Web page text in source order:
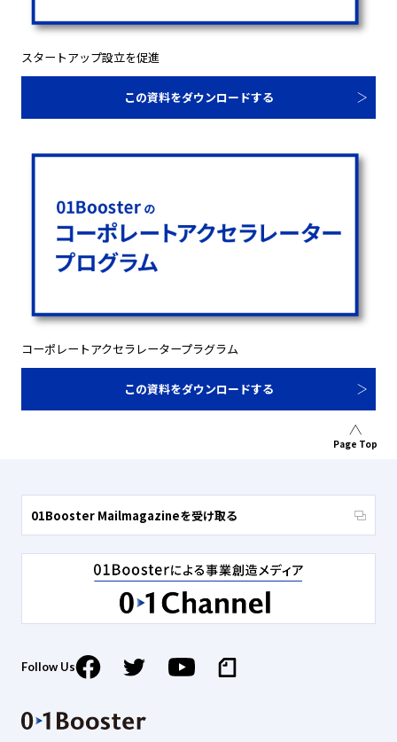
スタートアップ設立を促進
この資料をダウンロードする
コーポレートアクセラレータープラグラム
この資料をダウンロードする
Page Top
01Booster Mailmagazineを受け取る
Follow Us